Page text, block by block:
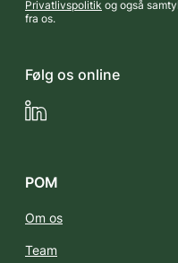
Privatlivspolitik og også
fra os.
Følg os online
LinkedIn
POM
Om os
Team